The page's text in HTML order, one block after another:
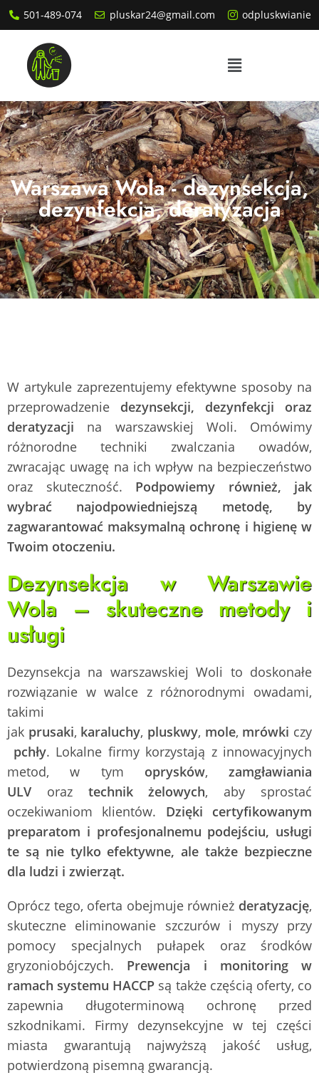
501-489-074 pluskar24@gmail.com odpluskwianie
Warszawa Wola - dezynsekcja,
dezynfekcja, deratyzacja
W artykule zaprezentujemy efektywne sposoby na
przeprowadzenie dezynsekcji, dezynfekcji oraz
deratyzacji na warszawskiej Woli. Omówimy
różnorodne techniki zwalczania owadów,
zwracając uwagę na ich wpływ na bezpieczeństwo
oraz skuteczność. Podpowiemy również, jak
wybrać najodpowiedniejszą metodę, by
zagwarantować maksymalną ochronę i higienę w
Twoim otoczeniu.
Dezynsekcja w Warszawie
Wola – skuteczne metody i
usługi
Dezynsekcja na warszawskiej Woli to doskonałe
rozwiązanie w walce z różnorodnymi owadami,
takimi
jak prusaki, karaluchy, pluskwy, mole, mrówki czy
pchły. Lokalne firmy korzystają z innowacyjnych
metod, w tym oprysków, zamgławiania
ULV oraz technik żelowych, aby sprostać
oczekiwaniom klientów. Dzięki certyfikowanym
preparatom i profesjonalnemu podejściu, usługi
te są nie tylko efektywne, ale także bezpieczne
dla ludzi i zwierząt.
Oprócz tego, oferta obejmuje również deratyzację,
skuteczne eliminowanie szczurów i myszy przy
pomocy specjalnych pułapek oraz środków
gryzoniobójczych. Prewencja i monitoring w
ramach systemu HACCP są także częścią oferty, co
zapewnia długoterminową ochronę przed
szkodnikami. Firmy dezynsekcyjne w tej części
miasta gwarantują najwyższą jakość usług,
potwierdzoną pisemną gwarancją.